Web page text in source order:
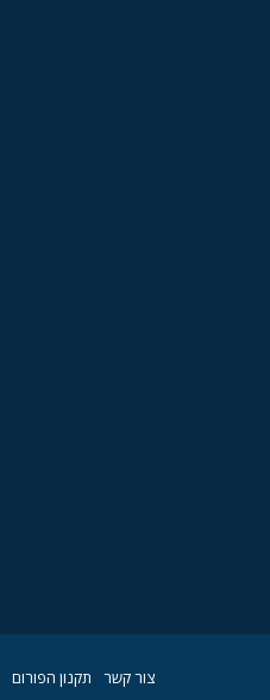
צור קשר תקנון הפורום